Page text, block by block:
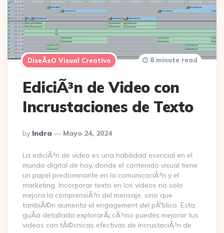
DiseÃ±o Visual Creativo
EdiciÃ³n de Video con
Incrustaciones de Texto
Posted
By
By Indra Mayo 24, 2024
8 minute read
La ediciÃ³n de video es una habilidad esencial en el
mundo digital de hoy, donde el contenido visual tiene
un papel predominante en la comunicaciÃ³n y el
marketing. Incorporar texto en los videos no solo
mejora la comprensiÃ³n del mensaje, sino que
tambiÃ©n aumenta el engagement del pÃºblico. Esta
guÃ­a detallada explorarÃ¡ cÃ³mo puedes mejorar tus
videos con tÃ©cnicas efectivas de incrustaciÃ³n de